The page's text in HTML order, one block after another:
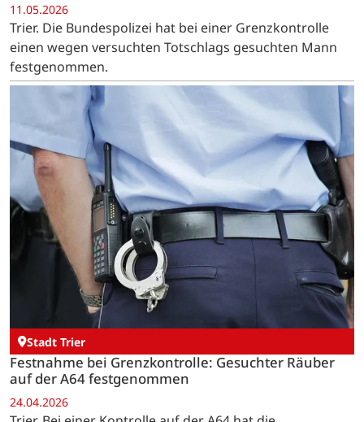
11.05.2026
Trier. Die Bundespolizei hat bei einer Grenzkontrolle
einen wegen versuchten Totschlags gesuchten Mann
festgenommen.
Stadt Trier
Festnahme bei Grenzkontrolle: Gesuchter Räuber
auf der A64 festgenommen
24.04.2026